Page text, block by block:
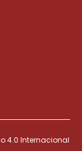
4.0 Internacional